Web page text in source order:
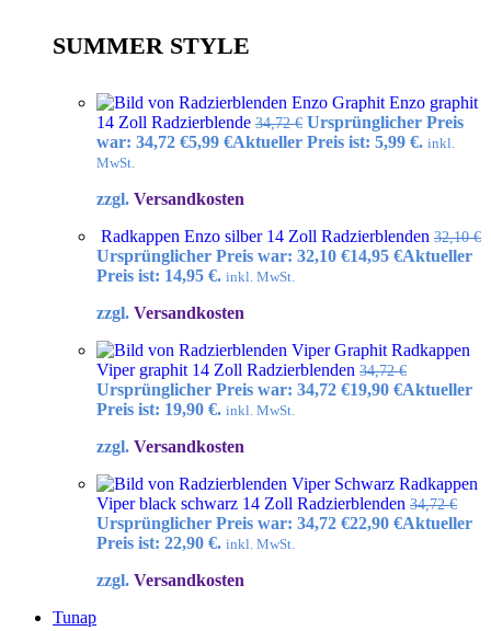
SUMMER STYLE
Enzo graphit
14 Zoll Radzierblende 34,72€ Ursprünglicher Preis
war: 34,72 €5,99 €Aktueller Preis ist: 5,99 €. inkl.
MwSt.
zzgl. Versandkosten
Radkappen Enzo silber 14 Zoll Radzierblenden 32,10€
Ursprünglicher Preis war: 32,10 €14,95 €Aktueller
Preis ist: 14,95 €. inkl. MwSt.
zzgl. Versandkosten
Radkappen
Viper graphit 14 Zoll Radzierblenden 34,72€
Ursprünglicher Preis war: 34,72 €19,90 €Aktueller
Preis ist: 19,90 €. inkl. MwSt.
zzgl. Versandkosten
Radkappen
Viper black schwarz 14 Zoll Radzierblenden 34,72€
Ursprünglicher Preis war: 34,72 €22,90 €Aktueller
Preis ist: 22,90 €. inkl. MwSt.
zzgl. Versandkosten
Tunap